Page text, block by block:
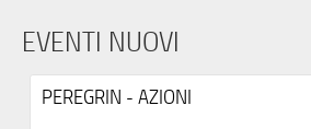
EVENTI
ACCOGLIENZE
EVENTI NUOVI
PEREGRIN - AZIONI